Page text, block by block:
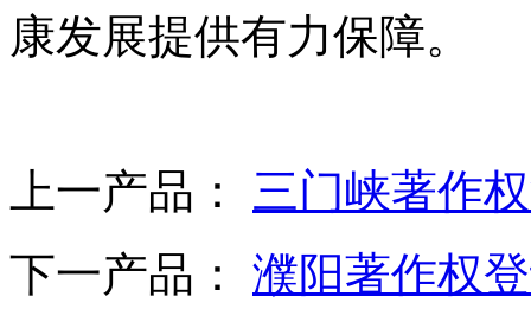
康发展提供有力保障。
上一产品： 三门峡著作
下一产品： 濮阳著作权